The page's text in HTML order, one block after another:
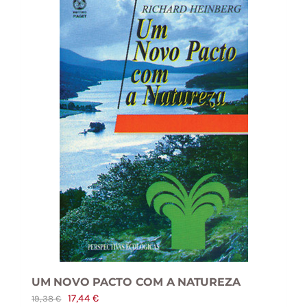
UM NOVO PACTO COM A NATUREZA
19,38€
O
17,44€O